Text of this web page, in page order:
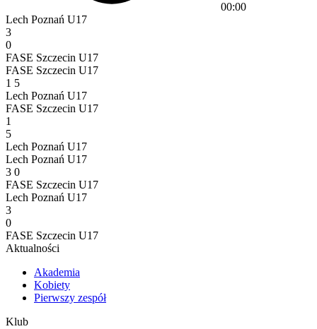
00:00
Lech Poznań U17
3
0
FASE Szczecin U17
FASE Szczecin U17
1 5
Lech Poznań U17
FASE Szczecin U17
1
5
Lech Poznań U17
Lech Poznań U17
3 0
FASE Szczecin U17
Lech Poznań U17
3
0
FASE Szczecin U17
Aktualności
Akademia
Kobiety
Pierwszy zespół
Klub